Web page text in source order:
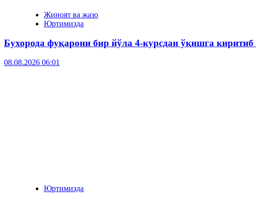
Жиноят ва жазо
Юртимизда
Бухорода фуқарони бир йўла 4-курсдан ўқишга
08.08.2026 06:01
Юртимизда